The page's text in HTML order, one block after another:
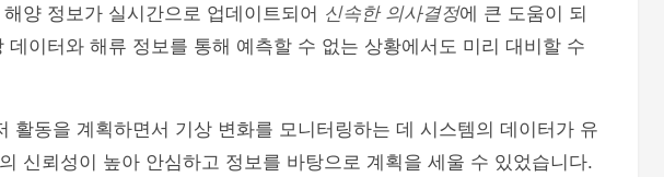
양 정보가 실시간으로 업데이트되어 신속한 의사결정에 큰 도움이 되
데이터와 해류 정보를 통해 예측할 수 없는 상황에서도 미리 대비할 수
활동을 계획하면서 기상 변화를 모니터링하는 데 시스템의 데이터가 유
신뢰성이 높아 안심하고 정보를 바탕으로 계획을 세울 수 있었습니다.